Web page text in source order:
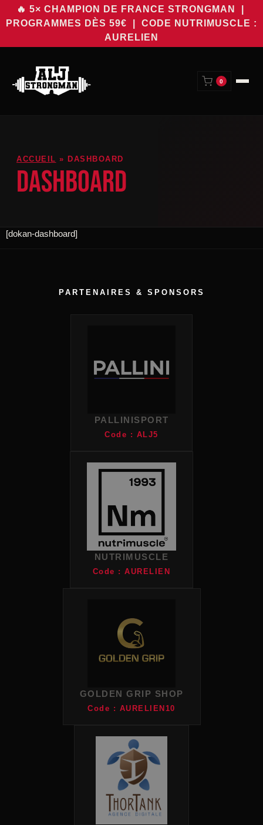
🔥 5× CHAMPION DE FRANCE STRONGMAN |
PROGRAMMES DÈS 59€ | CODE NUTRIMUSCLE :
AURELIEN
0
ACCUEIL » DASHBOARD
DASHBOARD
[dokan-dashboard]
PARTENAIRES & SPONSORS
PALLINISPORT
Code : ALJ5
NUTRIMUSCLE
Code : AURELIEN
GOLDEN GRIP SHOP
Code : AURELIEN10